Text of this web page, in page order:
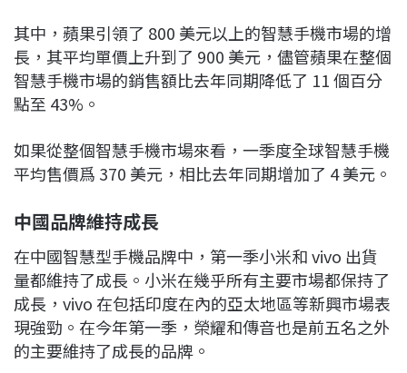
其中，蘋果引領了 800 美元以上的智慧手機市場的增
長，其平均單價上升到了 900 美元，儘管蘋果在整個
智慧手機市場的銷售額比去年同期降低了 11 個百分
點至 43%。
如果從整個智慧手機市場來看，一季度全球智慧手機
平均售價爲 370 美元，相比去年同期增加了 4 美元。
中國品牌維持成長
在中國智慧型手機品牌中，第一季小米和 vivo 出貨
量都維持了成長。小米在幾乎所有主要市場都保持了
成長，vivo 在包括印度在內的亞太地區等新興市場表
現強勁。在今年第一季，榮耀和傳音也是前五名之外
的主要維持了成長的品牌。